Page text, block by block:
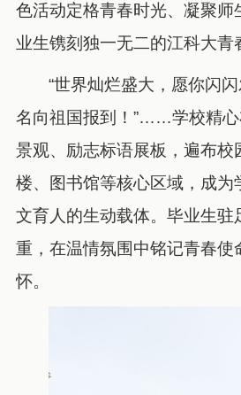
色活动定格青春时光、凝聚师
业生镌刻独一无二的江科大青
“世界灿烂盛大，愿你闪闪
名向祖国报到！”……学校精
景观、励志标语展板，遍布校
楼、图书馆等核心区域，成为
文育人的生动载体。毕业生驻
重，在温情氛围中铭记青春使
怀。